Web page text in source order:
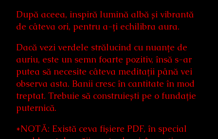
După aceea, inspiră lumină albă și vibrantă
de câteva ori, pentru a-ți echilibra aura.
Dacă vezi verdele strălucind cu nuanțe de
auriu, este un semn foarte pozitiv, însă s-ar
putea să necesite câteva meditații până vei
observa asta. Banii cresc în cantitate în mod
treptat. Trebuie să construiești pe o fundație
puternică.
*NOTĂ: Există ceva fișiere PDF, în special